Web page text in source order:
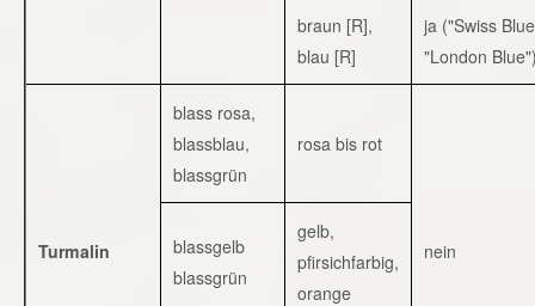
braun [R],
blau [R]
ja ("Swiss
"London
Turmalin
blass rosa,
blassblau,
blassgrün
rosa bis rot
nein
blassgelb
blassgrün
gelb,
pfirsichfarbig,
orange